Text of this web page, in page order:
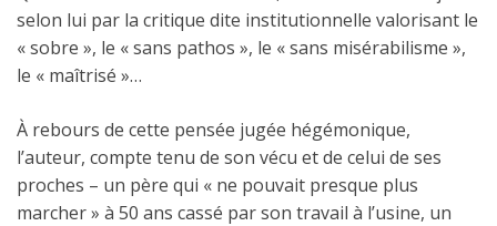
selon lui par la critique dite institutionnelle valorisant le
« sobre », le « sans pathos », le « sans misérabilisme »,
le « maîtrisé »…
À rebours de cette pensée jugée hégémonique,
l’auteur, compte tenu de son vécu et de celui de ses
proches – un père qui « ne pouvait presque plus
marcher » à 50 ans cassé par son travail à l’usine, un